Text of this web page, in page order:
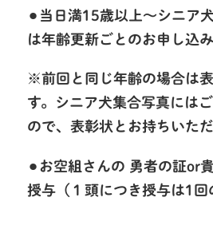
⚫︎当日満15歳以上〜シニア
は年齢更新ごとのお申し込み
※前回と同じ年齢の場合は
す。シニア犬集合写真には
ので、表彰状とお持ちいた
⚫︎お空組さんの 勇者の証or
授与（１頭につき授与は1回